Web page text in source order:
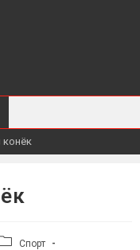
Рубрика
Спорт